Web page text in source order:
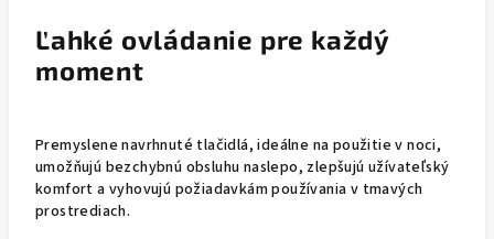
Ľahké ovládanie pre každý
moment
Premyslene navrhnuté tlačidlá, ideálne na použitie v noci,
umožňujú bezchybnú obsluhu naslepo, zlepšujú užívateľský
komfort a vyhovujú požiadavkám používania v tmavých
prostrediach.